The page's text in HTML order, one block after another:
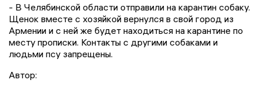
- В Челябинской области отправили на карантин собаку.
Щенок вместе с хозяйкой вернулся в свой город из
Армении и с ней же будет находиться на карантине по
месту прописки. Контакты с другими собаками и
людьми псу запрещены.
Автор: